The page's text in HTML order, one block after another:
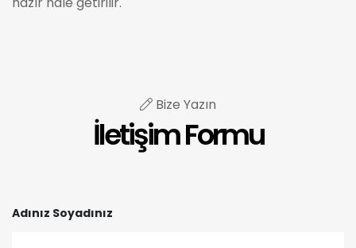
Bize Yazın
İletişim Formu
Adınız Soyadınız